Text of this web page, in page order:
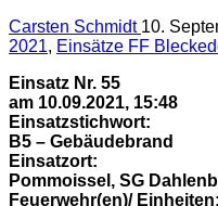
Carsten Schmidt 10.
2021, Einsätze FF
Einsatz Nr. 55
am 10.09.2021, 15:48
Einsatzstichwort:
B5 – Gebäudebrand
Einsatzort:
Pommoissel, SG
Feuerwehr(en)/ Einheiten: